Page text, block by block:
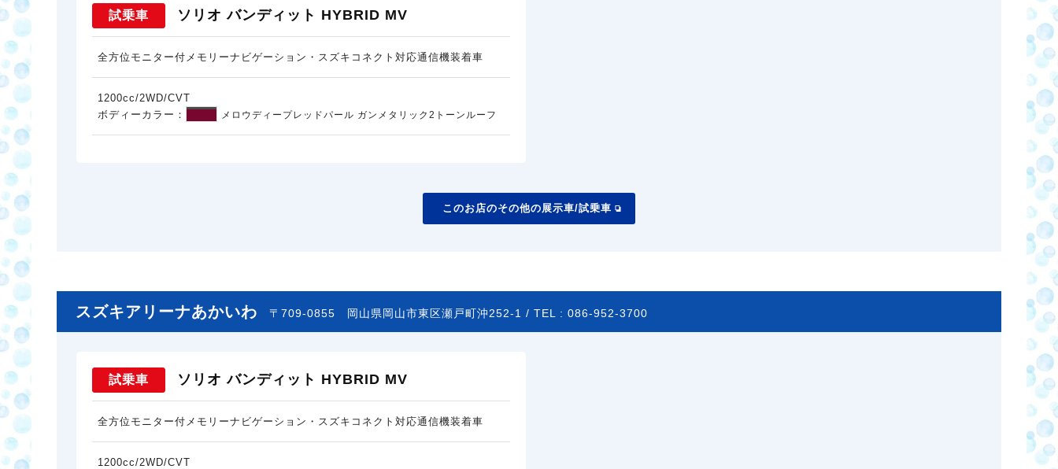
試乗車 ソリオ バンディット HYBRID MV
全方位モニター付メモリーナビゲーション・スズキコネクト対応通信機装着車
1200cc/2WD/CVT
ボディーカラー：
メロウディープレッドパール ガンメタリック2トーンルーフ
このお店のその他の展示車/試乗車
スズキアリーナあかいわ 〒709-0855 岡山県岡山市東区瀬戸町沖252-1 / TEL : 086-952-3700
試乗車 ソリオ バンディット HYBRID MV
全方位モニター付メモリーナビゲーション・スズキコネクト対応通信機装着車
1200cc/2WD/CVT